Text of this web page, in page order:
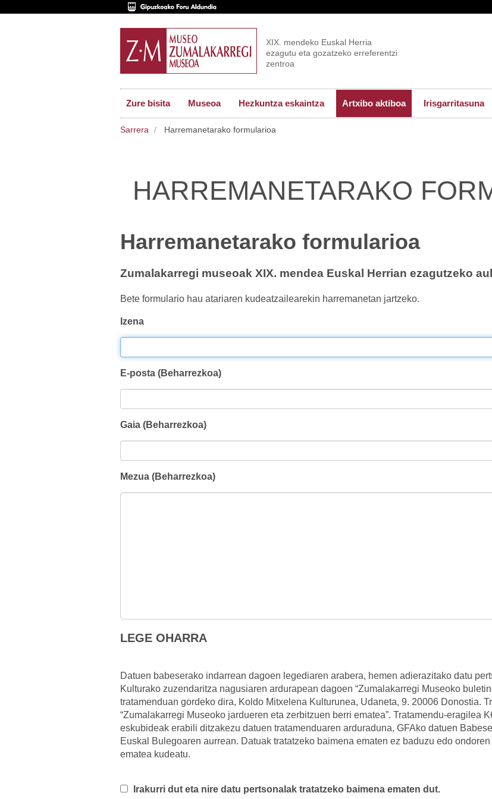
XIX. mendeko Euskal Herria
ezagutu eta gozatzeko erreferentzi
zentroa
Zure bisita Museoa Hezkuntza eskaintza Artxibo aktiboa Irisgarritasuna
Sarrera Harremanetarako formularioa
HARREMANETARAKO
Harremanetarako formularioa
Zumalakarregi museoak XIX. mendea Euskal Herrian ezagutzeko
Bete formulario hau atariaren kudeatzailearekin harremanetan jartzeko.
Izena
E-posta (Beharrezkoa)
Gaia (Beharrezkoa)
Mezua (Beharrezkoa)
LEGE OHARRA
Datuen babeserako indarrean dagoen legediaren arabera, hemen adierazitako datu
Kulturako zuzendaritza nagusiaren ardurapean dagoen “Zumalakarregi Museoko
tratamenduan gordeko dira, Koldo Mitxelena Kulturunea, Udaneta, 9. 20006 Donostia.
“Zumalakarregi Museoko jardueren eta zerbitzuen berri ematea”. Tratamendu-eragilea
eskubideak erabili ditzakezu datuen tratamenduaren arduraduna, GFAko datuen
Euskal Bulegoaren aurrean. Datuak tratatzeko baimena ematen ez baduzu edo
ematea kudeatu.
Irakurri dut eta nire datu pertsonalak tratatzeko baimena ematen dut.